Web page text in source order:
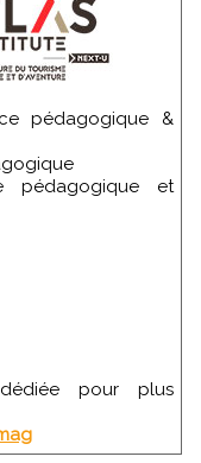
pédagogique &
pédagogique et
pour plus